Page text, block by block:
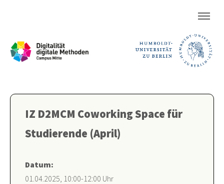
IZ D2MCM Coworking Space für
Studierende (April)
Datum:
01.04.2025, 10:00-12:00 Uhr